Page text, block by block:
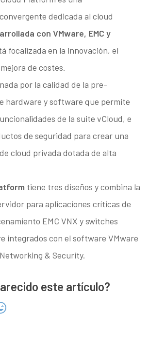
dedicada al cloud
con VMware, EMC y
focalizada en la innovación, el
de costes.
por la calidad de la pre-
hardware y software que permite
de la suite vCloud, e
de seguridad para crear una
cloud privada dotada de alta
tiene tres diseños y combina la
para aplicaciones críticas de
EMC VNX y switches
integrados con el software VMware
& Security.
este artículo?